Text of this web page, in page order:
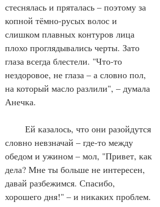
стеснялась и пряталась – поэтому за
копной тёмно-русых волос и
слишком плавных контуров лица
плохо проглядывались черты. Зато
глаза всегда блестели. "Что-то
нездоровое, не глаза – а словно пол,
на который масло разлили", – думала
Анечка.
словно невзначай – где-то между
обедом и ужином – мол, "Привет, как
дела? Мне ты больше не интересен,
давай разбежимся. Спасибо,
хорошего дня!" – и никаких проблем.